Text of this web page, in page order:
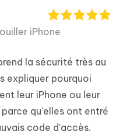
iPhone
la sécurité très au
expliquer pourquoi
leur iPhone ou leur
qu'elles ont entré
code d'accès.